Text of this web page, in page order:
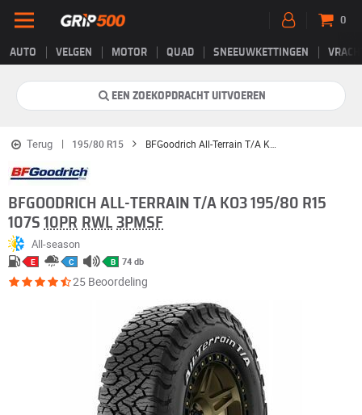
AUTO VELGEN MOTOR QUAD SNEEUWKETTINGEN
0
EEN ZOEKOPDRACHT UITVOEREN
Terug 195/80 R15
BFGOODRICH ALL-TERRAIN T/A KO3 195/80 R15
107S 10PR RWL 3PMSF
All-season
E C B 74 db
25 Beoordeling